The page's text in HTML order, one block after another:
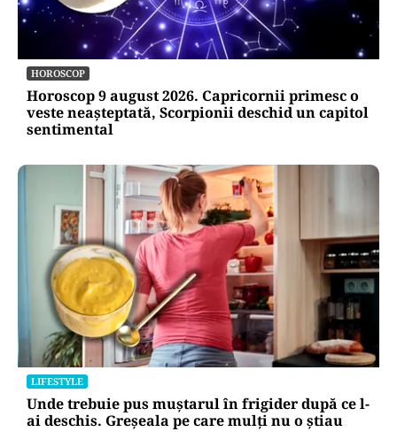
HOROSCOP
Horoscop 9 august 2026. Capricornii primesc o
veste neașteptată, Scorpionii deschid un capitol
sentimental
LIFESTYLE
Unde trebuie pus muștarul în frigider după ce l-
ai deschis. Greșeala pe care mulți nu o știau